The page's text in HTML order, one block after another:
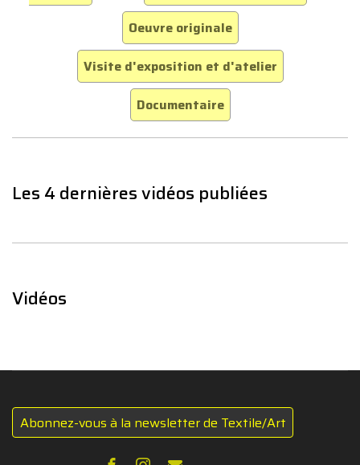
Oeuvre originale
Visite d'exposition et d'atelier
Documentaire
Les 4 dernières vidéos publiées
Vidéos
Abonnez-vous à la newsletter de Textile/Art